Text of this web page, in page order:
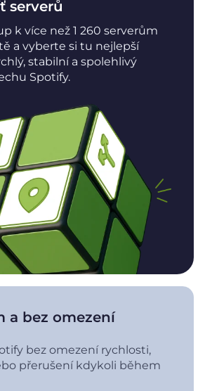
serverů
k více než 1 260 serverům
a vyberte si tu nejlepší
stabilní a spolehlivý
Spotify.
a bez omezení
bez omezení rychlosti,
přerušení kdykoli během